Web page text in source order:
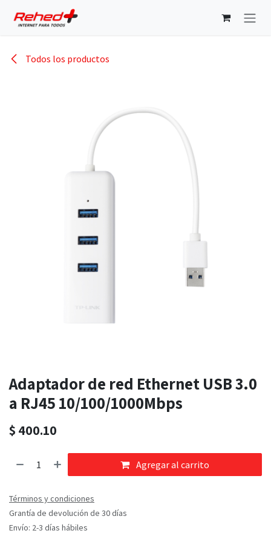
Todos los productos
Adaptador de red Ethernet USB 3.0
a RJ45 10/100/1000Mbps
$ 400.10
Agregar al carrito
Términos y condiciones
Grantía de devolución de 30 días
Envío: 2-3 días hábiles